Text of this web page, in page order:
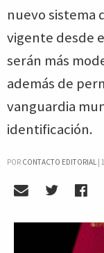
nuevo sistema
vigente desde
serán más
además de
vanguardia
identificación.
POR CONTACTO EDITORIAL|